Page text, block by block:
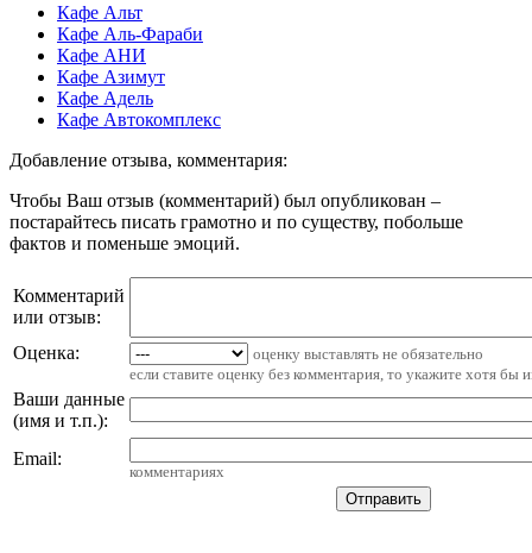
Кафе Альт
Кафе Аль-Фараби
Кафе АНИ
Кафе Азимут
Кафе Адель
Кафе Автокомплекс
Добавление отзыва, комментария:
Чтобы Ваш отзыв (комментарий) был опубликован –
постарайтесь писать грамотно и по существу, побольше
фактов и поменьше эмоций.
Комментарий
или отзыв:
Оценка:
оценку выставлять не обязательно
если ставите оценку без комментария, то укажите хотя бы
Ваши данные
(имя и т.п.):
Email:
комментариях